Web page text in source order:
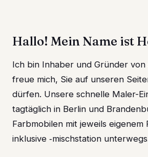
Hallo! Mein Name ist
Ich bin Inhaber und Gründer
freue mich, Sie auf unseren
dürfen. Unsere schnelle Maler-
tagtäglich in Berlin und
Farbmobilen mit jeweils eigenem
inklusive ‑mischstation